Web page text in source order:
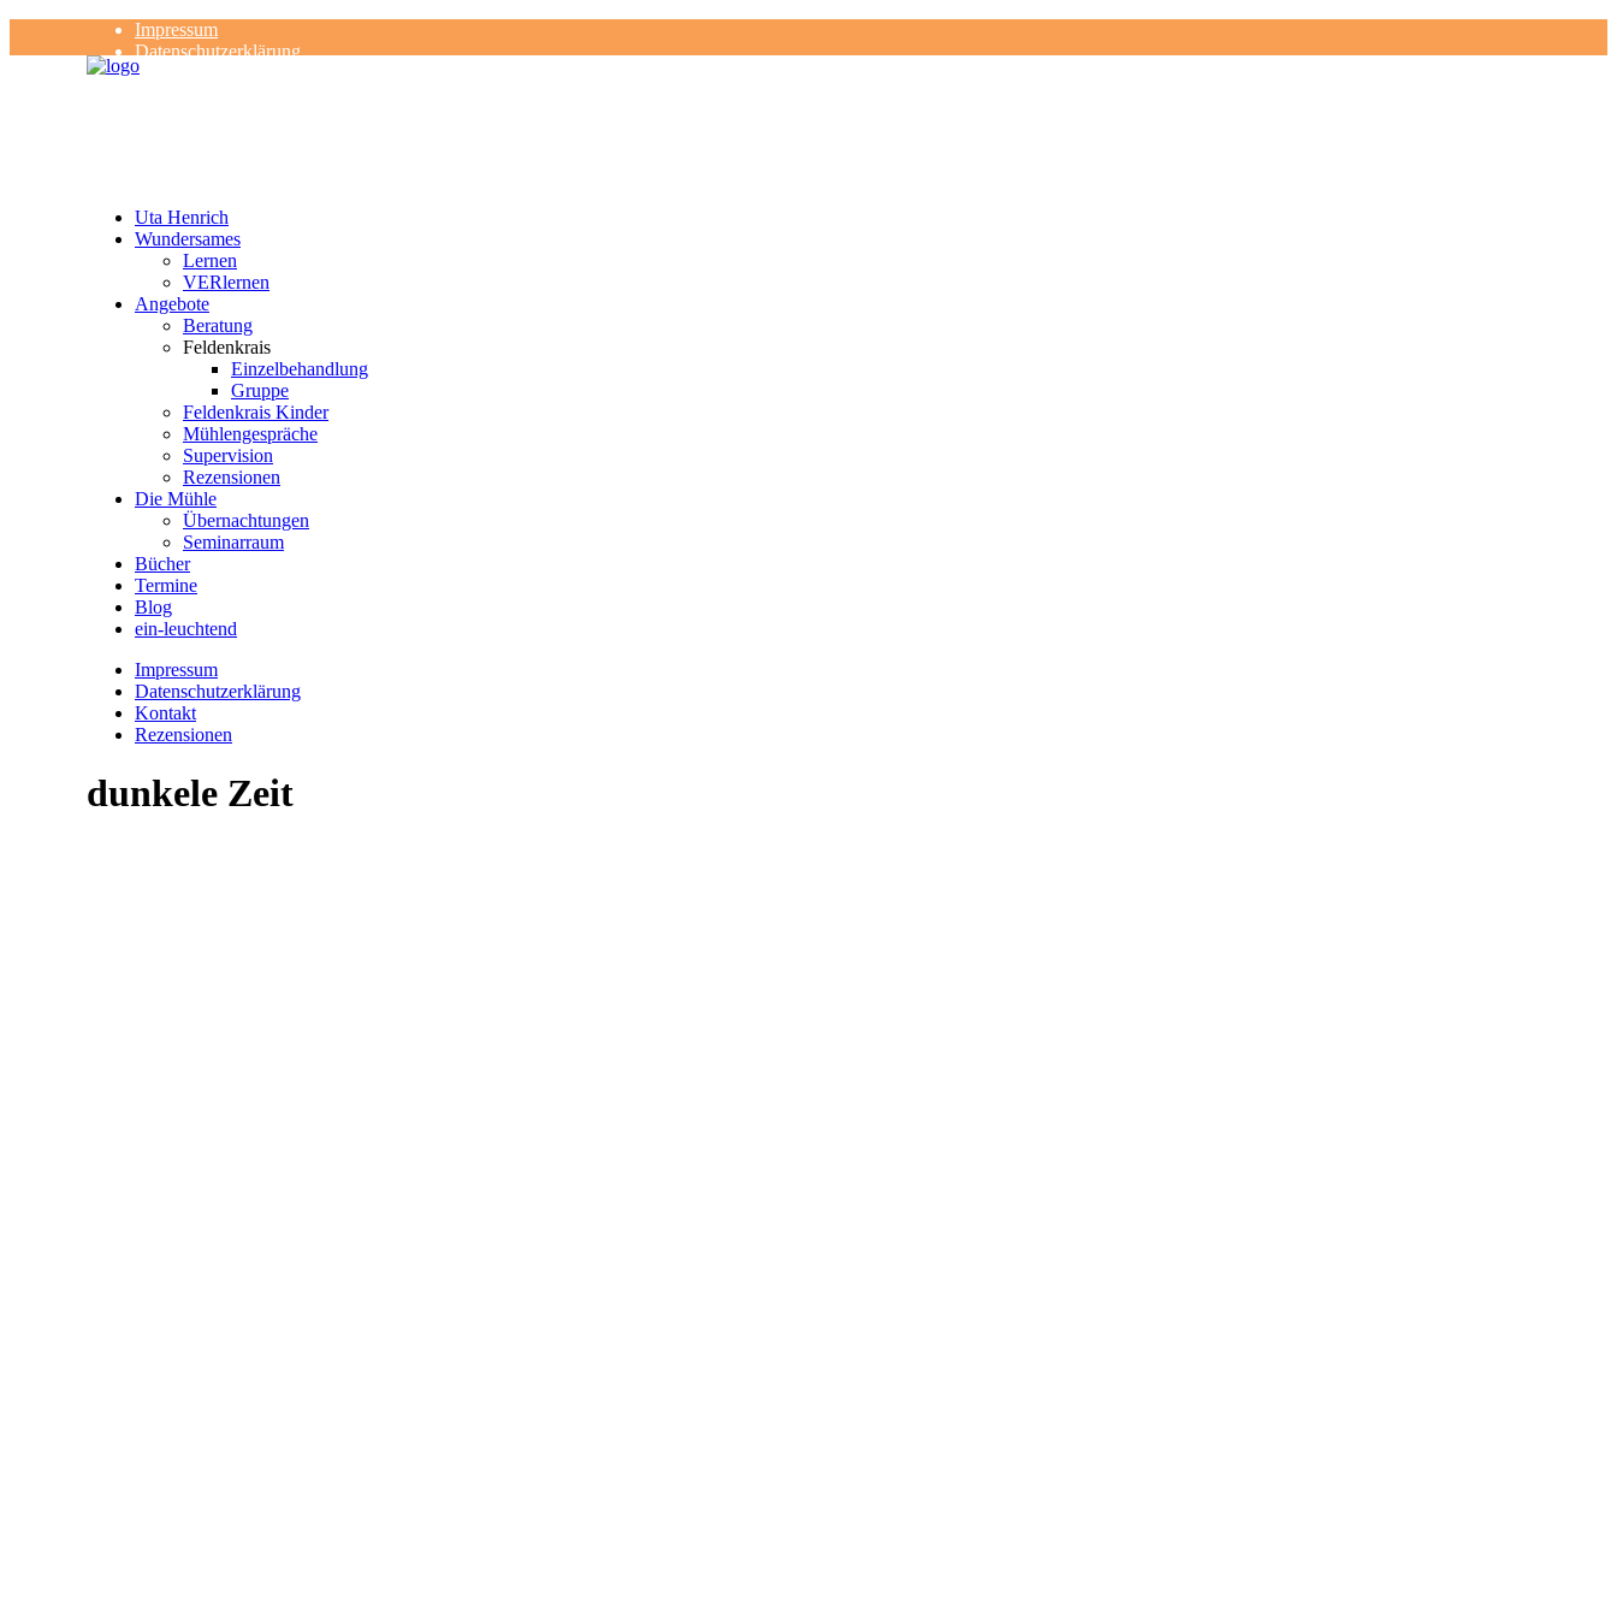
Impressum
Datenschutzerklärung
Kontakt
Uta Henrich
Wundersames
Lernen
VERlernen
Angebote
Beratung
Feldenkrais
Einzelbehandlung
Gruppe
Feldenkrais Kinder
Mühlengespräche
Supervision
Rezensionen
Die Mühle
Übernachtungen
Seminarraum
Bücher
Termine
Blog
ein-leuchtend
Impressum
Datenschutzerklärung
Kontakt
Rezensionen
dunkele Zeit